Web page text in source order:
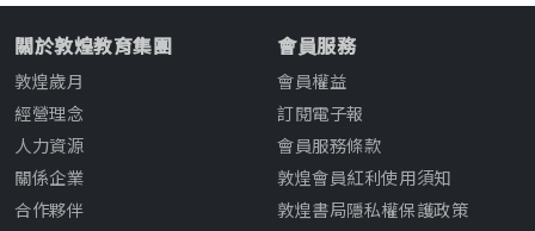
關於敦煌教育集團
敦煌歲月
經營理念
人力資源
關係企業
合作夥伴
會員服務
會員權益
訂閱電子報
會員服務條款
敦煌會員紅利使用須知
敦煌書局隱私權保護政策